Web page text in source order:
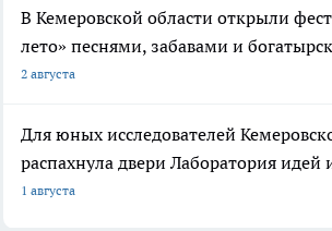
В Кемеровской области открыли
лето» песнями, забавами и
2 августа
Для юных исследователей
распахнула двери Лаборатория идей
1 августа